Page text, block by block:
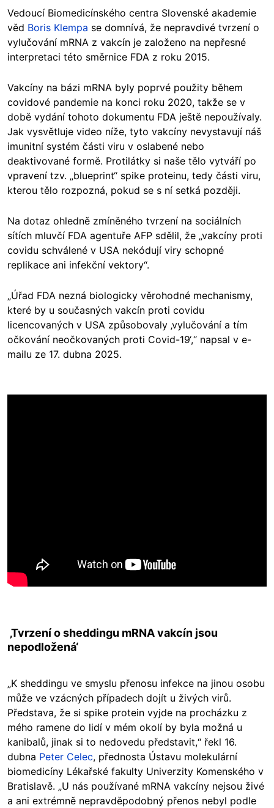
Vedoucí Biomedicínského centra Slovenské akademie
věd Boris Klempa se domnívá, že nepravdivé tvrzení o
vylučování mRNA z vakcín je založeno na nepřesné
interpretaci této směrnice FDA z roku 2015.
Vakcíny na bázi mRNA byly poprvé použity během
covidové pandemie na konci roku 2020, takže se v
době vydání tohoto dokumentu FDA ještě nepoužívaly.
Jak vysvětluje video níže, tyto vakcíny nevystavují náš
imunitní systém části viru v oslabené nebo
deaktivované formě. Protilátky si naše tělo vytváří po
vpravení tzv. „blueprint“ spike proteinu, tedy části viru,
kterou tělo rozpozná, pokud se s ní setká později.
Na dotaz ohledně zmíněného tvrzení na sociálních
sítích mluvčí FDA agentuře AFP sdělil, že „vakcíny proti
covidu schválené v USA nekódují viry schopné
replikace ani infekční vektory“.
„Úřad FDA nezná biologicky věrohodné mechanismy,
které by u současných vakcín proti covidu
licencovaných v USA způsobovaly ‚vylučování a tím
očkování neočkovaných proti Covid-19‘,“ napsal v e-
mailu ze 17. dubna 2025.
‚Tvrzení o sheddingu mRNA vakcín jsou
nepodložená‘
„K sheddingu ve smyslu přenosu infekce na jinou osobu
může ve vzácných případech dojít u živých virů.
Představa, že si spike protein vyjde na procházku z
mého ramene do lidí v mém okolí by byla možná u
kanibalů, jinak si to nedovedu představit,“ řekl 16.
dubna Peter Celec, přednosta Ústavu molekulární
biomedicíny Lékařské fakulty Univerzity Komenského v
Bratislavě. „U nás používané mRNA vakcíny nejsou živé
a ani extrémně nepravděpodobný přenos nebyl podle